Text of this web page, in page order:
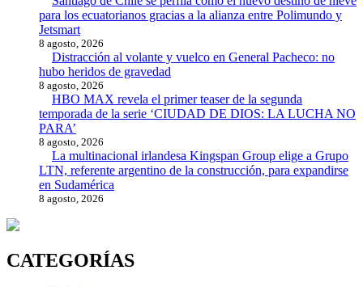
para los ecuatorianos gracias a la alianza entre Polimundo y
Jetsmart
8 agosto, 2026
Distracción al volante y vuelco en General Pacheco: no
hubo heridos de gravedad
8 agosto, 2026
HBO MAX revela el primer teaser de la segunda
temporada de la serie ‘CIUDAD DE DIOS: LA LUCHA NO
PARA’
8 agosto, 2026
La multinacional irlandesa Kingspan Group elige a Grupo
LTN, referente argentino de la construcción, para expandirse
en Sudamérica
8 agosto, 2026
CATEGORÍAS